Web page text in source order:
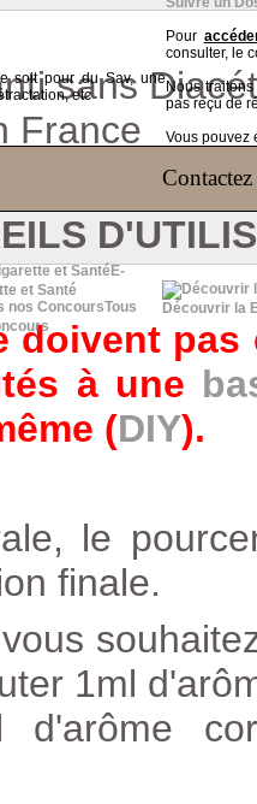
soit pour du Sav, une
etc
Pour
consulter, le
Nous
pas reçu de
Vous pouvez
E-
et Santé
Tous
Découvrir la
sans
France
doivent
à une
(DIY).
le
finale.
1ml
d'arôme